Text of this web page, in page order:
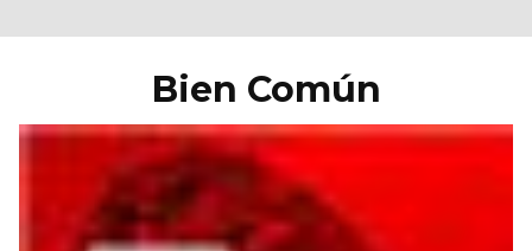
Bien Común